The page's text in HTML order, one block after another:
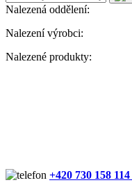
Nalezená oddělení:
Nalezení výrobci:
Nalezené produkty:
+420 730 158 114